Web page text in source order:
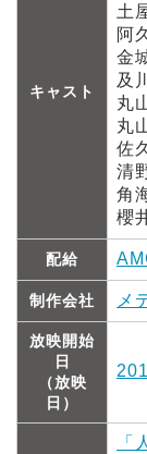
キャスト
土
阿
金
及
丸
丸
佐
清
角
櫻
配給
制作会社 メ
放映開始
日
（放映
日）
「